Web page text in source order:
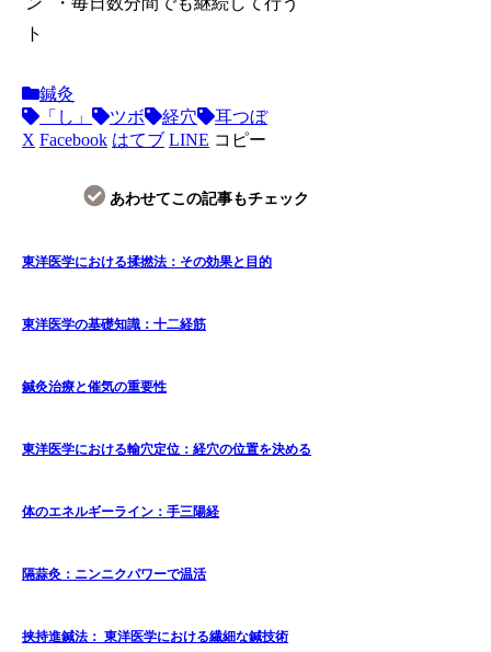
ト
鍼灸
「し」
ツボ 経穴
耳つぼ
X Facebook はてブ LINE コピー
あわせてこの記事もチェック
東洋医学における揉撚法：その効果と目的
東洋医学の基礎知識：十二経筋
鍼灸治療と催気の重要性
東洋医学における輸穴定位：経穴の位置を決める
体のエネルギーライン：手三陽経
隔蒜灸：ニンニクパワーで温活
挟持進鍼法： 東洋医学における繊細な鍼技術